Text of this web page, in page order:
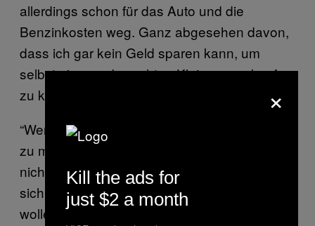
allerdings schon für das Auto und die
Benzinkosten weg. Ganz abgesehen davon,
dass ich gar kein Geld sparen kann, um
selbst einen gebrauchten Kleinwagen kaufen
zu können.
“Wenn diese Kinder entscheiden, es anders
zu machen als ihre Eltern – die es vielleicht
nicht konnten, vielleicht nicht wollten – und
sich in ihrer Jugend Geld dazu verdienen
wollen, dann werden sie dafür abgestraft.”
×
Kill the ads for
just $2 a month